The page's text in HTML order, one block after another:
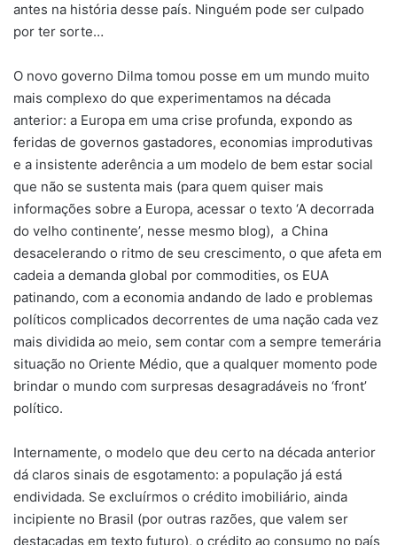
antes na história desse país. Ninguém pode ser culpado
por ter sorte…
O novo governo Dilma tomou posse em um mundo muito
mais complexo do que experimentamos na década
anterior: a Europa em uma crise profunda, expondo as
feridas de governos gastadores, economias improdutivas
e a insistente aderência a um modelo de bem estar social
que não se sustenta mais (para quem quiser mais
informações sobre a Europa, acessar o texto ‘A decorrada
do velho continente’, nesse mesmo blog), a China
desacelerando o ritmo de seu crescimento, o que afeta em
cadeia a demanda global por commodities, os EUA
patinando, com a economia andando de lado e problemas
políticos complicados decorrentes de uma nação cada vez
mais dividida ao meio, sem contar com a sempre temerária
situação no Oriente Médio, que a qualquer momento pode
brindar o mundo com surpresas desagradáveis no ‘front’
político.
Internamente, o modelo que deu certo na década anterior
dá claros sinais de esgotamento: a população já está
endividada. Se excluírmos o crédito imobiliário, ainda
incipiente no Brasil (por outras razões, que valem ser
destacadas em texto futuro), o crédito ao consumo no país